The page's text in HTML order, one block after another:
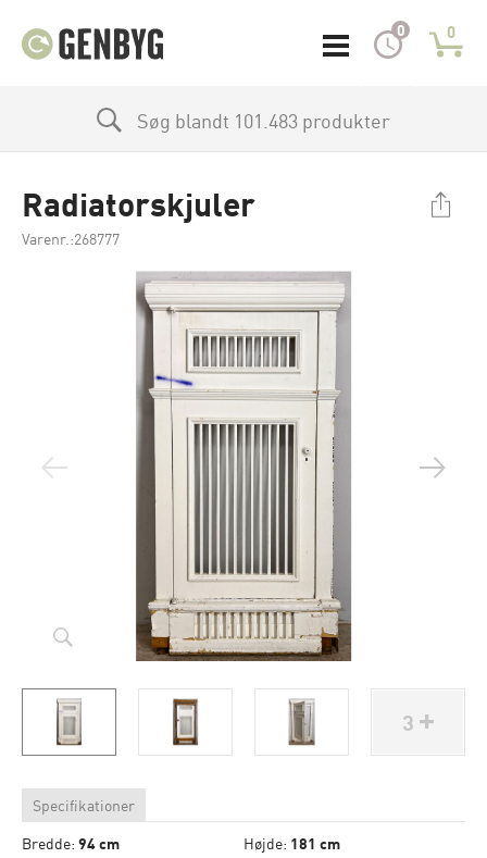
0 0
Søg blandt 101.483 produkter
Radiatorskjuler
Varenr.:268777
3
Specifikationer
Bredde: 94 cm Højde: 181 cm